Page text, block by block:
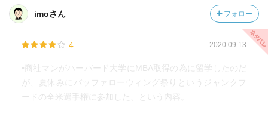
imoさん フォロー
4 2020.09.13
•商社マンがハーバード大学にMBA取得の為に留学したのだ
が、夏休みにバッファローウィング祭りというジャンクフ
ードの全米選手権に参加した、という内容。